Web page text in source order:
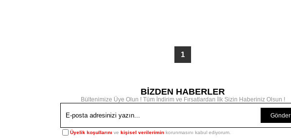
1
BİZDEN HABERLER
Bültenimize Üye Olun ! Tüm İndirim ve Fırsatlardan İlk Sizin Haberiniz Olsun !
Gönder
Üyelik koşullarını ve kişisel verilerimin korunmasını kabul ediyorum.